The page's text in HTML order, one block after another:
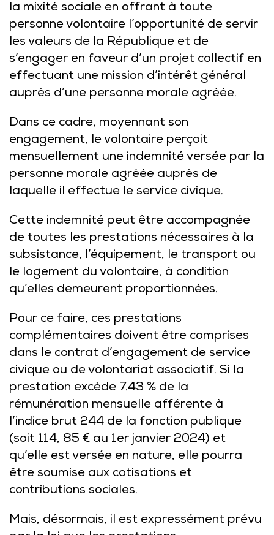
la mixité sociale en offrant à toute
personne volontaire l’opportunité de servir
les valeurs de la République et de
s’engager en faveur d’un projet collectif en
effectuant une mission d’intérêt général
auprès d’une personne morale agréée.
Dans ce cadre, moyennant son
engagement, le volontaire perçoit
mensuellement une indemnité versée par la
personne morale agréée auprès de
laquelle il effectue le service civique.
Cette indemnité peut être accompagnée
de toutes les prestations nécessaires à la
subsistance, l’équipement, le transport ou
le logement du volontaire, à condition
qu’elles demeurent proportionnées.
Pour ce faire, ces prestations
complémentaires doivent être comprises
dans le contrat d’engagement de service
civique ou de volontariat associatif. Si la
prestation excède 7.43 % de la
rémunération mensuelle afférente à
l’indice brut 244 de la fonction publique
(soit 114, 85 € au 1er janvier 2024) et
qu’elle est versée en nature, elle pourra
être soumise aux cotisations et
contributions sociales.
Mais, désormais, il est expressément prévu